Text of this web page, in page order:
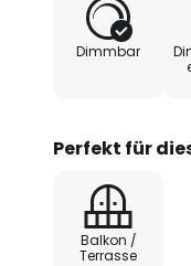
Dimmbar
Perfekt für
Balkon /
Terrasse